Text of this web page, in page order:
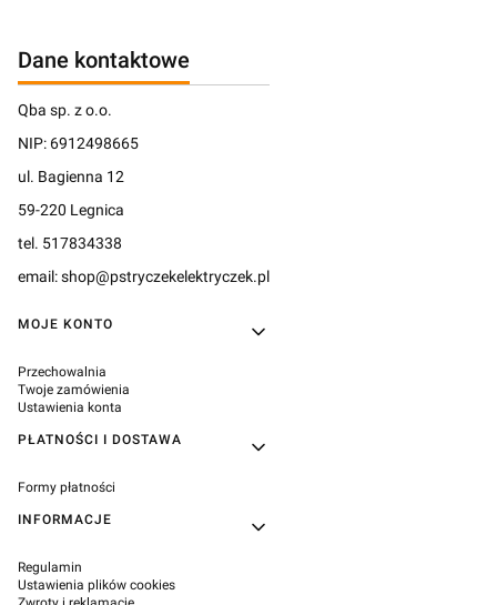
Dane kontaktowe
Qba sp. z o.o.
NIP: 6912498665
ul. Bagienna 12
59-220 Legnica
tel. 517834338
email: shop@pstryczekelektryczek.pl
Linki w stopce
MOJE KONTO
Przechowalnia
Twoje zamówienia
Ustawienia konta
PŁATNOŚCI I DOSTAWA
Formy płatności
INFORMACJE
Regulamin
Ustawienia plików cookies